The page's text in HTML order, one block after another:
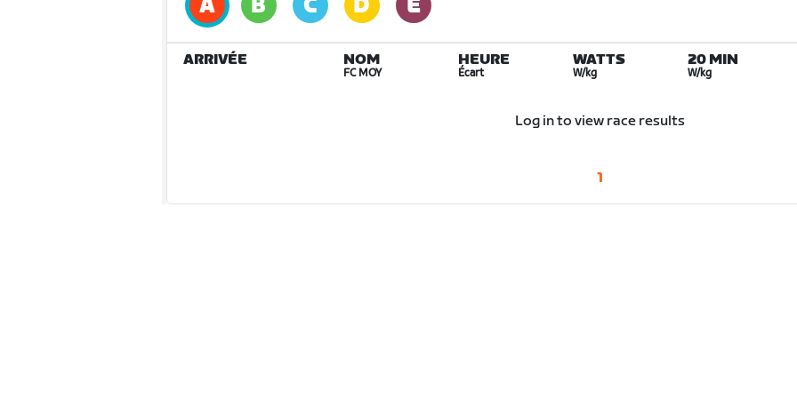
ARRIVÉE NOM
FC MOY
HEURE
Écart
WATTS
W/kg
20 MIN
W/kg
Log in to view race results
1